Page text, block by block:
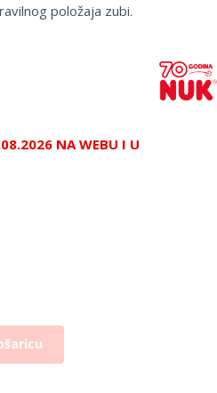
položaja zubi.
NA WEBU I U